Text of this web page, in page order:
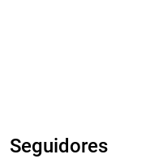
Seguidores